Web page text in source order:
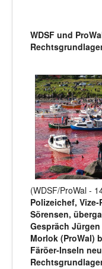
WDSF und
(WDSF/ProWal -
Polizeichef,
Sörensen,
Gespräch
Morlok (ProWal)
Färöer-Inseln